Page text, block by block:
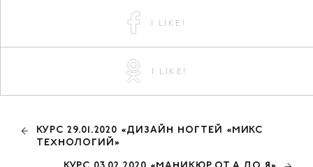
I LIKE!
I LIKE!
КУРС 29.01.2020 «ДИЗАЙН НОГТЕЙ «МИКС
ТЕХНОЛОГИЙ»